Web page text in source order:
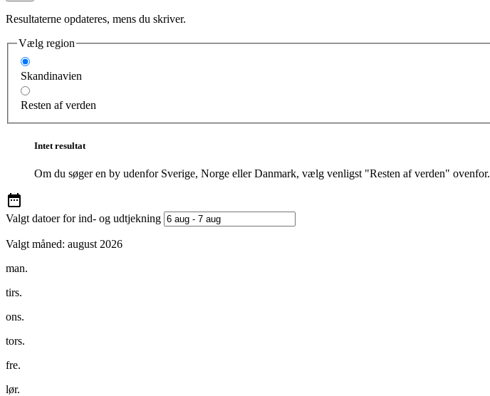
Resultaterne opdateres, mens du skriver.
Vælg region
Skandinavien
Resten af verden
Intet resultat
Om du søger en by udenfor Sverige, Norge eller Danmark, vælg venligst "Resten af verden" ovenfor.
Valgt datoer for ind- og udtjekning
Valgt måned: august 2026
man.
tirs.
ons.
tors.
fre.
lør.